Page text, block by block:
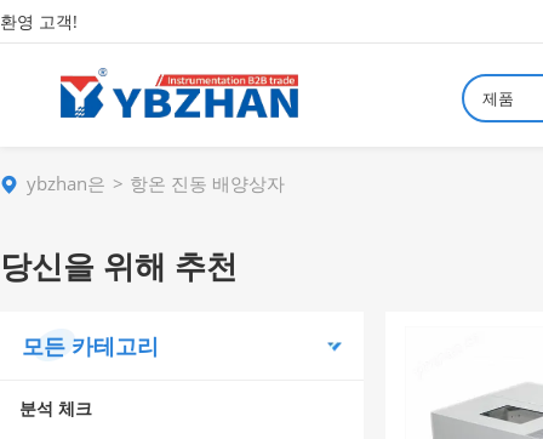
환영 고객!
제품
ybzhan은 항온 진동 배양상자
당신을 위해 추천
모든 카테고리
분석 체크